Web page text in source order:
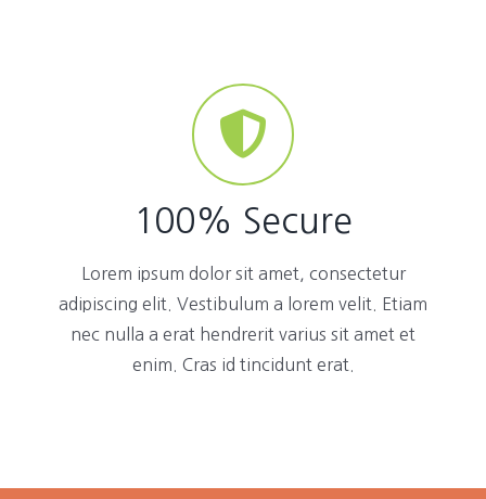
100% Secure
Lorem ipsum dolor sit amet, consectetur
adipiscing elit. Vestibulum a lorem velit. Etiam
nec nulla a erat hendrerit varius sit amet et
enim. Cras id tincidunt erat.